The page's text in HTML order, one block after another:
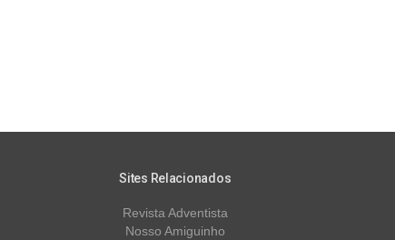
Sites Relacionados
Revista Adventista
Nosso Amiguinho